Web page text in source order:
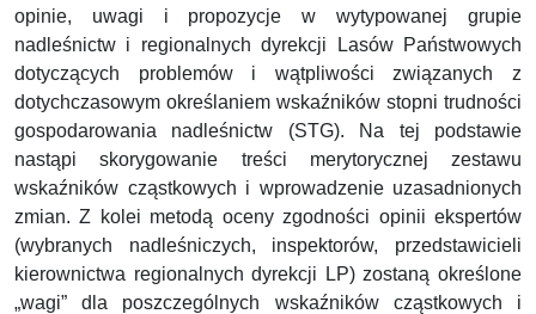
opinie, uwagi i propozycje w wytypowanej grupie
nadleśnictw i regionalnych dyrekcji Lasów Państwowych
dotyczących problemów i wątpliwości związanych z
dotychczasowym określaniem wskaźników stopni trudności
gospodarowania nadleśnictw (STG). Na tej podstawie
nastąpi skorygowanie treści merytorycznej zestawu
wskaźników cząstkowych i wprowadzenie uzasadnionych
zmian. Z kolei metodą oceny zgodności opinii ekspertów
(wybranych nadleśniczych, inspektorów, przedstawicieli
kierownictwa regionalnych dyrekcji LP) zostaną określone
„wagi” dla poszczególnych wskaźników cząstkowych i